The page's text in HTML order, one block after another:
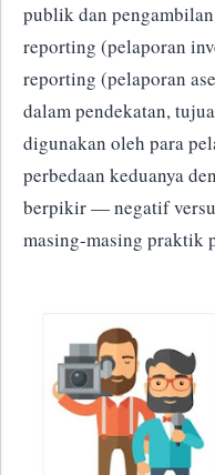
publik dan
reporting (pelaporan
reporting (pelaporan
dalam pendekatan,
digunakan oleh para
perbedaan keduanya
berpikir — negatif
masing-masing praktik